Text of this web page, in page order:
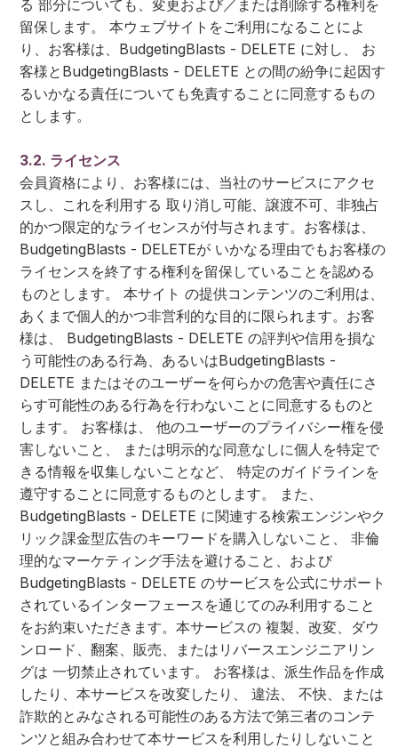
る 部分についても、変更および／または削除する権利を
留保します。 本ウェブサイトをご利用になることによ
り、お客様は、BudgetingBlasts - DELETE に対し、 お
客様とBudgetingBlasts - DELETE との間の紛争に起因す
るいかなる責任についても免責することに同意するもの
とします。
3.2. ライセンス
会員資格により、お客様には、当社のサービスにアクセ
スし、これを利用する 取り消し可能、譲渡不可、非独占
的かつ限定的なライセンスが付与されます。お客様は、
BudgetingBlasts - DELETEが いかなる理由でもお客様の
ライセンスを終了する権利を留保していることを認める
ものとします。 本サイト の提供コンテンツのご利用は、
あくまで個人的かつ非営利的な目的に限られます。お客
様は、 BudgetingBlasts - DELETE の評判や信用を損な
う可能性のある行為、あるいはBudgetingBlasts -
DELETE またはそのユーザーを何らかの危害や責任にさ
らす可能性のある行為を行わないことに同意するものと
します。 お客様は、 他のユーザーのプライバシー権を侵
害しないこと、 または明示的な同意なしに個人を特定で
きる情報を収集しないことなど、 特定のガイドラインを
遵守することに同意するものとします。 また、
BudgetingBlasts - DELETE に関連する検索エンジンやク
リック課金型広告のキーワードを購入しないこと、 非倫
理的なマーケティング手法を避けること、および
BudgetingBlasts - DELETE のサービスを公式にサポート
されているインターフェースを通じてのみ利用すること
をお約束いただきます。本サービスの 複製、改変、ダウ
ンロード、翻案、販売、またはリバースエンジニアリン
グは 一切禁止されています。 お客様は、派生作品を作成
したり、本サービスを改変したり、 違法、 不快、または
詐欺的とみなされる可能性のある方法で第三者のコンテ
ンツと組み合わせて本サービスを利用したりしないこと